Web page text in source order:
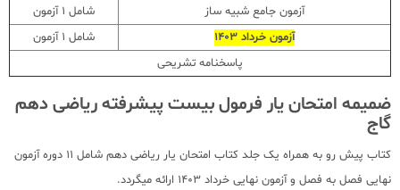
آزمون جامع شبیه ساز
شامل 1 آزمون
آزمون خرداد 1403
شامل 1 آزمون
پاسخنامه تشریحی
ضمیمه امتحان یار فرمول بیست پیشرفته ریاضی دهم
گاج
کتاب پیش رو به همراه یک جلد کتاب امتحان یار ریاضی دهم شامل 11 دوره آزمون
نهایی فصل به فصل و آزمون نهایی خرداد 1403 ارائه میگردد.